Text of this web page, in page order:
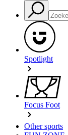
Spotlight
Focus Foot
Other sports